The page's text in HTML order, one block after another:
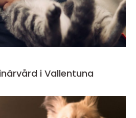
i Vallentuna